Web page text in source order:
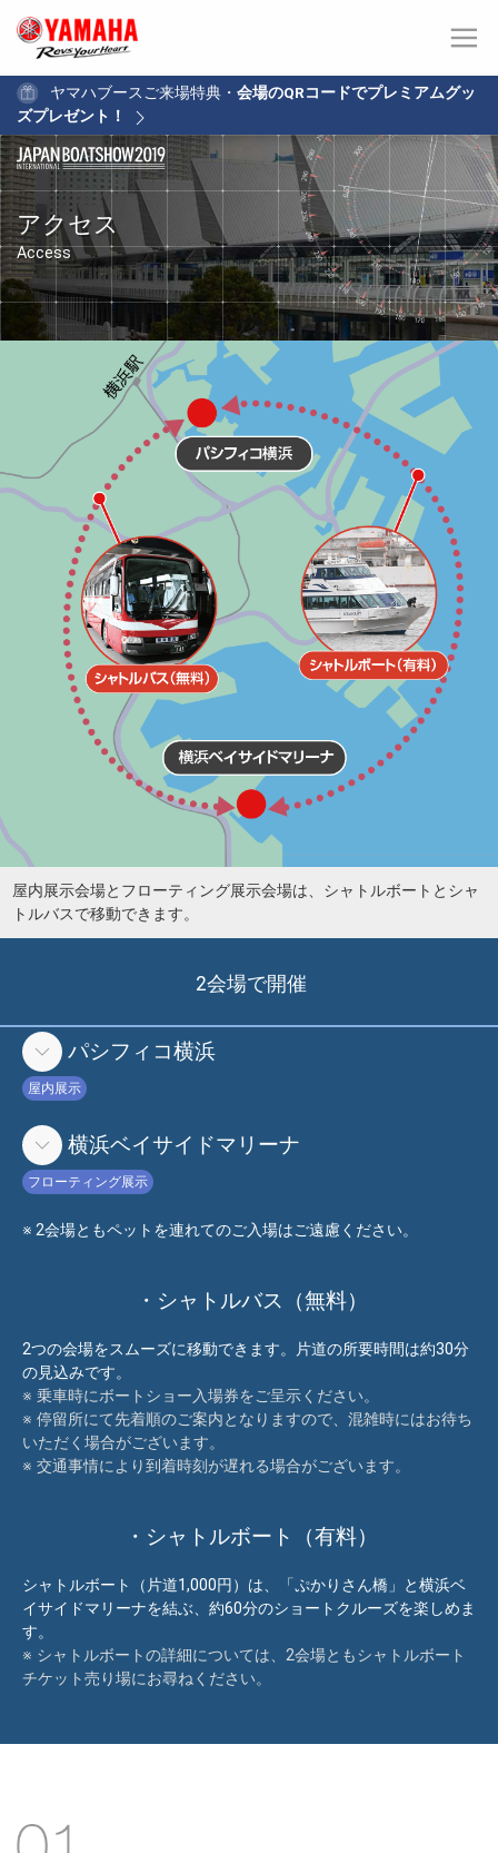
ヤマハブースご来場特典・ 会場のQRコードでプレミアムグッ
ズプレゼント！
アクセス
Access
屋内展示会場とフローティング展示会場は、シャトルボートとシャ
トルバスで移動できます。
2会場で開催
パシフィコ横浜
屋内展示
横浜ベイサイドマリーナ
フローティング展示
※ 2会場ともペットを連れてのご入場はご遠慮ください。
・シャトルバス（無料）
2つの会場をスムーズに移動できます。片道の所要時間は約30分
の見込みです。
※ 乗車時にボートショー入場券をご呈示ください。
※ 停留所にて先着順のご案内となりますので、混雑時にはお待ち
いただく場合がございます。
※ 交通事情により到着時刻が遅れる場合がございます。
・シャトルボート（有料）
シャトルボート（片道1,000円）は、「ぷかりさん橋」と横浜ベ
イサイドマリーナを結ぶ、約60分のショートクルーズを楽しめま
す。
※ シャトルボートの詳細については、2会場ともシャトルボート
チケット売り場にお尋ねください。